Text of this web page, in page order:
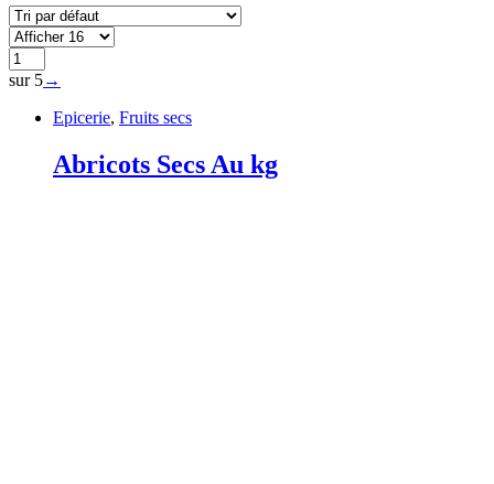
sur 5→
Epicerie, Fruits secs
Abricots Secs Au kg